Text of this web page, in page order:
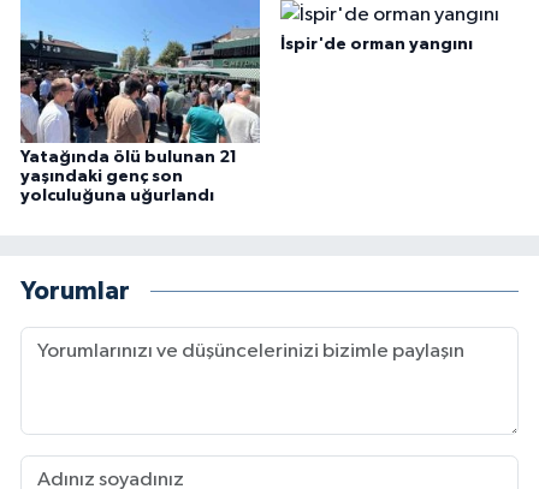
Yatağında ölü bulunan 21
yaşındaki genç son
yolculuğuna uğurlandı
İspir'de orman yangını
Yorumlar